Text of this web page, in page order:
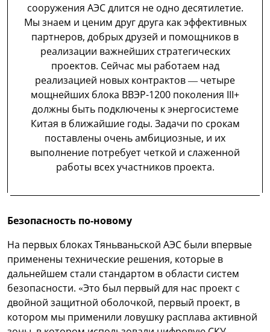
сооружения АЭС длится не одно десятилетие.
Мы знаем и ценим друг друга как эффективных
партнеров, добрых друзей и помощников в
реализации важнейших стратегических
проектов. Сейчас мы работаем над
реализацией новых контрактов — четыре
мощнейших блока ВВЭР-1200 поколения III+
должны быть подключены к энергосистеме
Китая в ближайшие годы. Задачи по срокам
поставлены очень амбициозные, и их
выполнение потребует четкой и слаженной
работы всех участников проекта.
Безопасность по-новому
На первых блоках Тяньваньской АЭС были впервые
применены технические решения, которые в
дальнейшем стали стандартом в области систем
безопасности. «Это был первый для нас проект с
двойной защитной оболочкой, первый проект, в
котором мы применили ловушку расплава активной